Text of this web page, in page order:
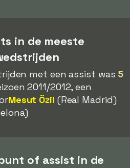
in de meeste
met een assist was 5
2011/2012, een
Mesut Özil (Real Madrid)
of assist in de